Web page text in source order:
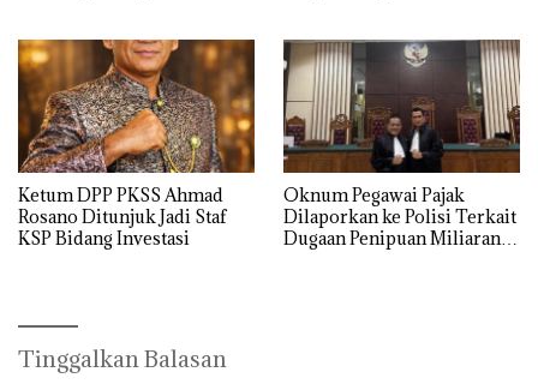
Ketum DPP PKSS Ahmad
Rosano Ditunjuk Jadi Staf
KSP Bidang Investasi
Oknum Pegawai Pajak
Dilaporkan ke Polisi Terkait
Dugaan Penipuan Miliaran
Tinggalkan Balasan